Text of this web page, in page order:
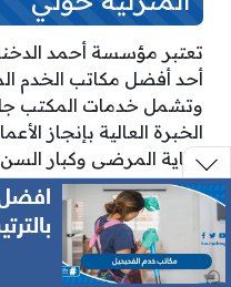
تعتبر مؤسسة أحمد
أحد أفضل مكاتب الخدم
وتشمل خدمات المكتب
الخبرة العالية بإنجاز
رعاية المرضى وكبار
وللحصول على خدمات
قنوات الاتصال التالية:
العنوان:حولي،